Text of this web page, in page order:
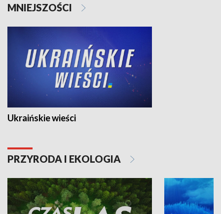
MNIEJSZOŚCI
Ukraińskie wieści
PRZYRODA I EKOLOGIA